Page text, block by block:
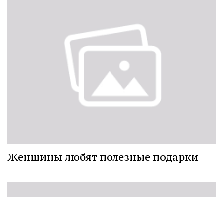
Женщины любят полезные подарки